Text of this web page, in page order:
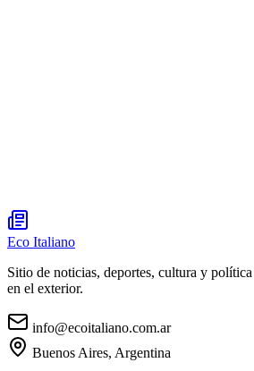
Eco Italiano
Sitio de noticias, deportes, cultura y
en el exterior.
info@ecoitaliano.com.ar
Buenos Aires, Argentina